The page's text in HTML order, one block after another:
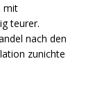
mit
teurer.
nach den
zunichte